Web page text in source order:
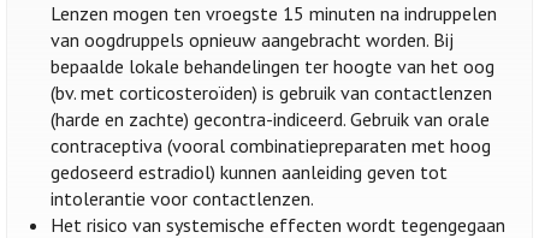
Lenzen mogen ten vroegste 15 minuten na indruppelen
van oogdruppels opnieuw aangebracht worden. Bij
bepaalde lokale behandelingen ter hoogte van het oog
(bv. met corticosteroïden) is gebruik van contactlenzen
(harde en zachte) gecontra-indiceerd. Gebruik van orale
contraceptiva (vooral combinatiepreparaten met hoog
gedoseerd estradiol) kunnen aanleiding geven tot
intolerantie voor contactlenzen.
Het risico van systemische effecten wordt tegengegaan